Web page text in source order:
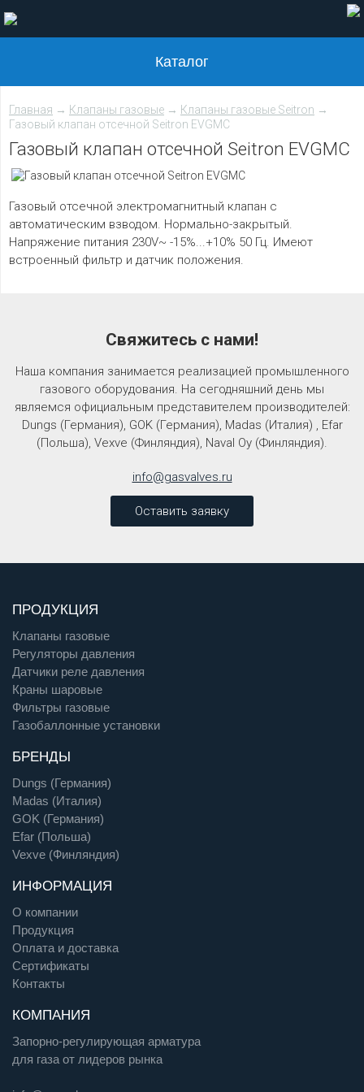
Каталог
Главная → Клапаны газовые → Клапаны газовые Seitron →
Газовый клапан отсечной Seitron EVGMC
Газовый клапан отсечной Seitron EVGMC
Газовый отсечной электромагнитный клапан с
автоматическим взводом. Нормально-закрытый.
Напряжение питания 230V~ -15%...+10% 50 Гц. Имеют
встроенный фильтр и датчик положения.
Свяжитесь с нами!
Наша компания занимается реализацией промышленного
газового оборудования. На сегодняшний день мы
являемся официальным представителем производителей:
Dungs (Германия), GOK (Германия), Madas (Италия) , Efar
(Польша), Vexve (Финляндия), Naval Oy (Финляндия).
info@gasvalves.ru
Оставить заявку
ПРОДУКЦИЯ
Клапаны газовые
Регуляторы давления
Датчики реле давления
Краны шаровые
Фильтры газовые
Газобаллонные установки
БРЕНДЫ
Dungs (Германия)
Madas (Италия)
GOK (Германия)
Efar (Польша)
Vexve (Финляндия)
ИНФОРМАЦИЯ
О компании
Продукция
Оплата и доставка
Сертификаты
Контакты
КОМПАНИЯ
Запорно-регулирующая арматура
для газа от лидеров рынка